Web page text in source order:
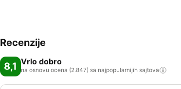
Recenzije
8,1 Vrlo dobro
na osnovu ocena (2.847) sa najpopularnijih sajtova